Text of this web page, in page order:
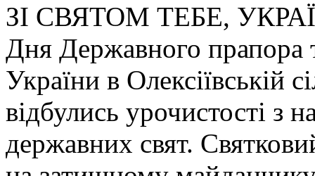
ЗІ СВЯТОМ ТЕБЕ,
Дня Державного прапора
України в Олексіївській
відбулись урочистості з
державних свят.